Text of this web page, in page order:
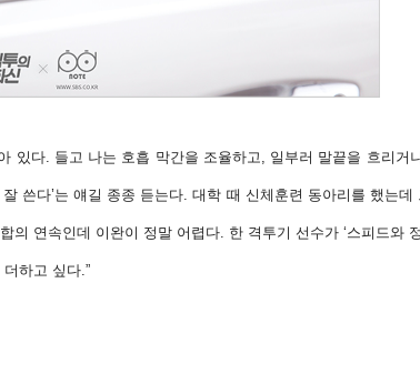
있다. 들고 나는 호흡 막간을 조율하고, 일부러 말끝을 흐리거
쓴다’는 얘길 종종 듣는다. 대학 때 신체훈련 동아리를 했는
의 연속인데 이완이 정말 어렵다. 한 격투기 선수가 ‘스피드와
하고 싶다.”